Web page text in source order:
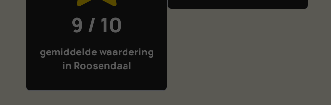
9 / 10
gemiddelde waardering
in Roosendaal